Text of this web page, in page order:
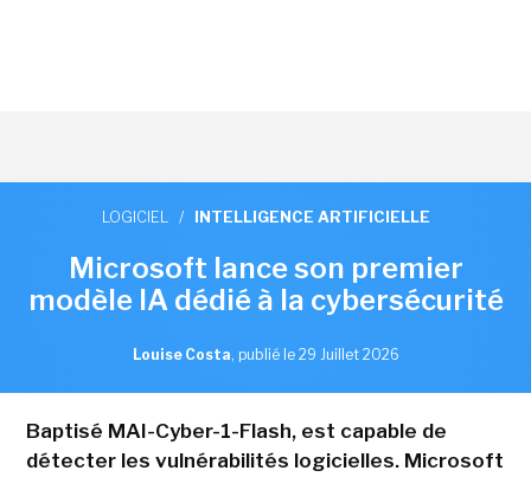
LOGICIEL / INTELLIGENCE ARTIFICIELLE
Microsoft lance son premier
modèle IA dédié à la cybersécurité
Louise Costa, publié le 29 Juillet 2026
Baptisé MAI-Cyber-1-Flash, est capable de
détecter les vulnérabilités logicielles. Microsoft